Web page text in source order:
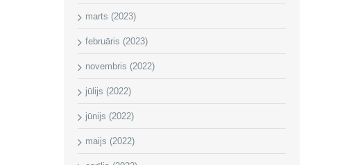
marts (2023)
februāris (2023)
novembris (2022)
jūlijs (2022)
jūnijs (2022)
maijs (2022)